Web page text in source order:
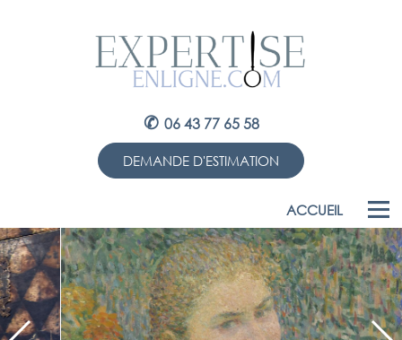
✆ 06 43 77 65 58
DEMANDE D'ESTIMATION
ACCUEIL